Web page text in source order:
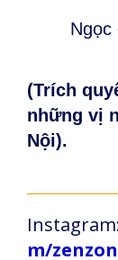
Ngọc
(Trích
những vị
Nội).
m/